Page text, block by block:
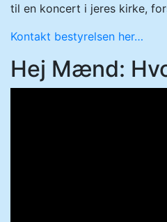
til en koncert i jeres kirke,
Kontakt bestyrelsen her…
Hej Mænd: